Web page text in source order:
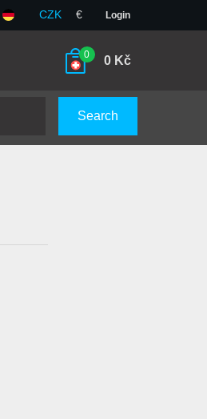
CZK € Login
0 0 Kč
Search